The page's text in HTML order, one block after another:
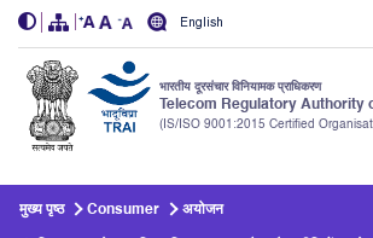
English
भारतीय दूरसंचार विनियामक प्राधिकरण
Telecom Regulatory Authority
(IS/ISO 9001:2015 Certified
मुख्य पृष्ठ Consumer अयोजन